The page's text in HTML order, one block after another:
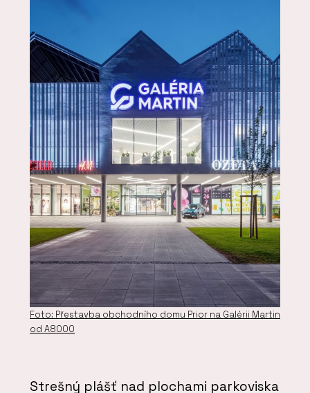
Foto: Přestavba obchodního domu Prior na Galérii Martin
od A8000
Strešný plášť nad plochami parkoviska